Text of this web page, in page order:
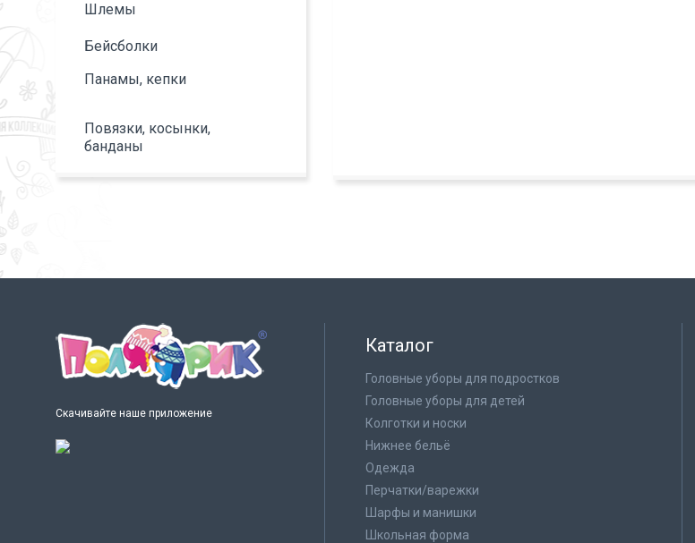
Шлемы
Бейсболки
Панамы, кепки
Повязки, косынки,
банданы
Скачивайте наше приложение
Каталог
Головные уборы для подростков
Головные уборы для детей
Колготки и носки
Нижнее бельё
Одежда
Перчатки/варежки
Шарфы и манишки
Школьная форма